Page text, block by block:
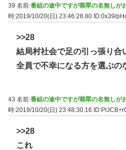
39 名前:番組の途中ですが翡翠の名無しが
時:2019/10/20(日) 23:46:28.80 ID:0x39/
>>28
結局村社会で足の引っ張り合
全員で不幸になる方を選ぶの
43 名前:番組の途中ですが翡翠の名無しが
時:2019/10/20(日) 23:48:30.16
>>28
これ